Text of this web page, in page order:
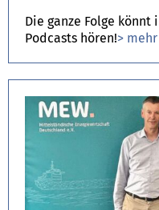
Die ganze Folge
Podcasts hören!> mehr